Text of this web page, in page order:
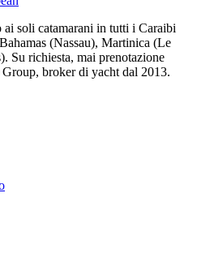
soli catamarani in tutti i Caraibi
(Nassau), Martinica (Le
Su richiesta, mai prenotazione
broker di yacht dal 2013.